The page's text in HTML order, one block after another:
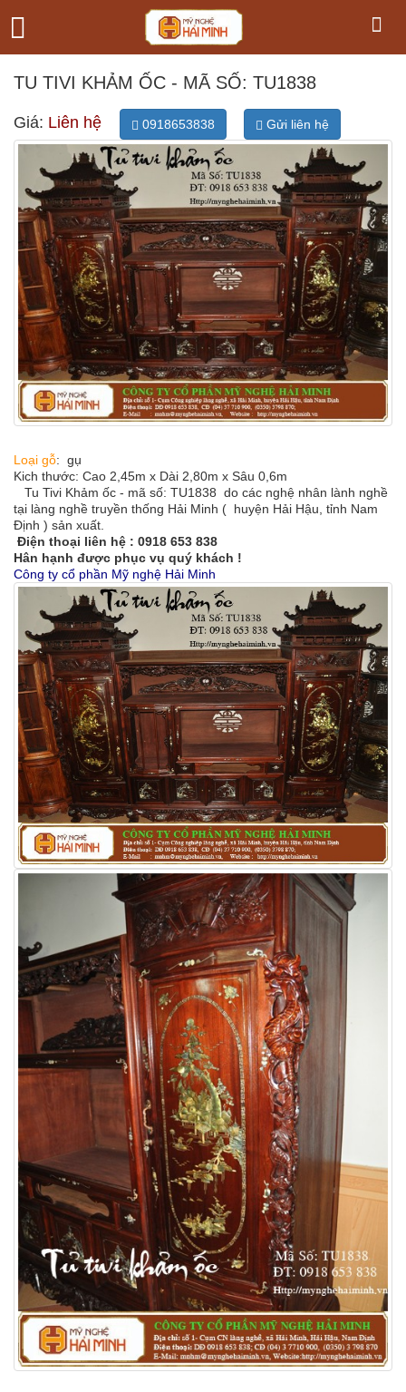
TU TIVI KHẢM ỐC - MÃ SỐ: TU1838
Giá: Liên hệ 0918653838 Gửi liên hệ
Loại gỗ: gụ
Kich thước: Cao 2,45m x Dài 2,80m x Sâu 0,6m
Tu Tivi Khảm ốc - mã số: TU1838 do các nghệ nhân lành nghề
tại làng nghề truyền thống Hải Minh ( huyện Hải Hậu, tỉnh Nam
Định ) sản xuất.
Điện thoại liên hệ : 0918 653 838
Hân hạnh được phục vụ quý khách !
Công ty cổ phần Mỹ nghệ Hải Minh